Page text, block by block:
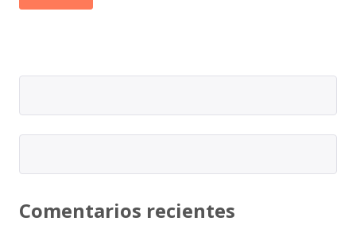
Comentarios recientes